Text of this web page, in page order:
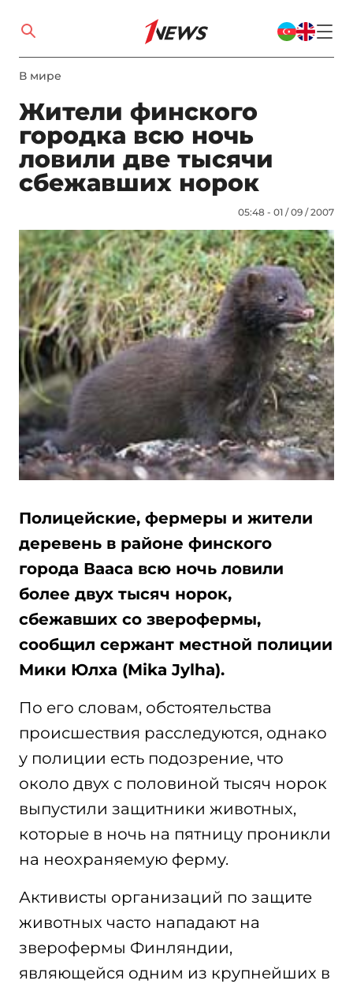
В мире
Жители финского
городка всю ночь
ловили две тысячи
сбежавших норок
05:48 - 01 / 09 / 2007
Полицейские, фермеры и жители
деревень в районе финского
города Вааса всю ночь ловили
более двух тысяч норок,
сбежавших со зверофермы,
сообщил сержант местной полиции
Мики Юлха (Mika Jylha).
По его словам, обстоятельства
происшествия расследуются, однако
у полиции есть подозрение, что
около двух с половиной тысяч норок
выпустили защитники животных,
которые в ночь на пятницу проникли
на неохраняемую ферму.
Активисты организаций по защите
животных часто нападают на
зверофермы Финляндии,
являющейся одним из крупнейших в